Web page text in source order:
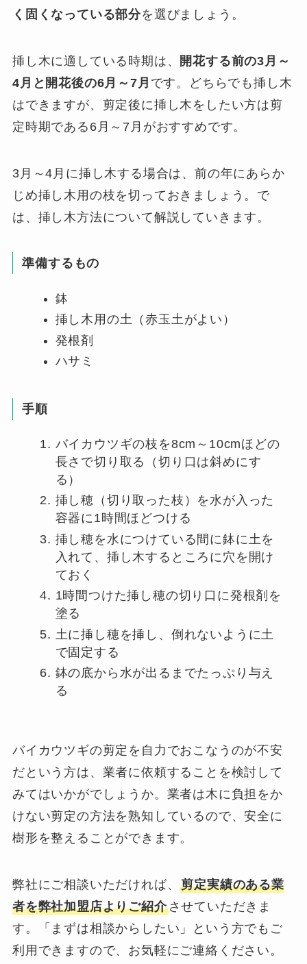
く固くなっている部分を選びましょう。
挿し木に適している時期は、
開花する前の3月～
4月と開花後の6月～7月 です。どちらでも挿し木
はできますが、剪定後に挿し木をしたい方は剪
定時期である6月～7月がおすすめです。
3月～4月に挿し木する場合は、前の年にあらか
じめ挿し木用の枝を切っておきましょう。で
は、挿し木方法について解説していきます。
準備するもの
鉢
挿し木用の土（赤玉土がよい）
発根剤
ハサミ
手順
バイカウツギの枝を8cm～10cmほどの
長さで切り取る（切り口は斜めにす
る）
挿し穂（切り取った枝）を水が入った
容器に1時間ほどつける
挿し穂を水につけている間に鉢に土を
入れて、挿し木するところに穴を開け
ておく
1時間つけた挿し穂の切り口に発根剤を
塗る
土に挿し穂を挿し、倒れないように土
で固定する
鉢の底から水が出るまでたっぷり与え
る
バイカウツギの剪定を自力でおこなうのが不安
だという方は、業者に依頼することを検討して
みてはいかがでしょうか。業者は木に負担をか
けない剪定の方法を熟知しているので、安全に
樹形を整えることができます。
弊社にご相談いただければ、剪定実績のある業
者を弊社加盟店よりご紹介させていただきま
す。「まずは相談からしたい」という方でもご
利用できますので、お気軽にご連絡ください。